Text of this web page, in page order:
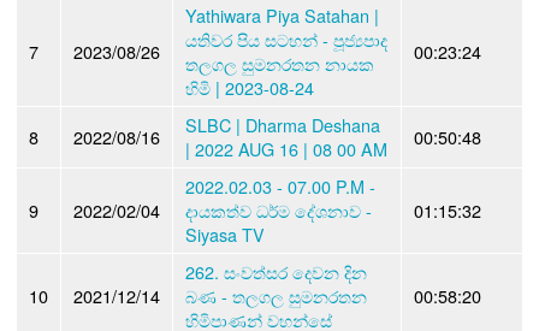
7 2023/08/26
Yathiwara Piya Satahan |
යතිවර පිය සටහන් - පූජ්‍යපාද
තලගල සුමනරතන නායක
හිමි | 2023-08-24
00:23:24
8 2022/08/16
SLBC | Dharma Deshana
| 2022 AUG 16 | 08 00 AM
00:50:48
9 2022/02/04
2022.02.03 - 07.00 P.M -
දායකත්ව ධර්ම දේශනාව -
Siyasa TV
01:15:32
10 2021/12/14
262. සංවත්සර දෙවන දින
බණ - තලගල සුමනරතන
හිමිපාණන් වහන්සේ
00:58:20